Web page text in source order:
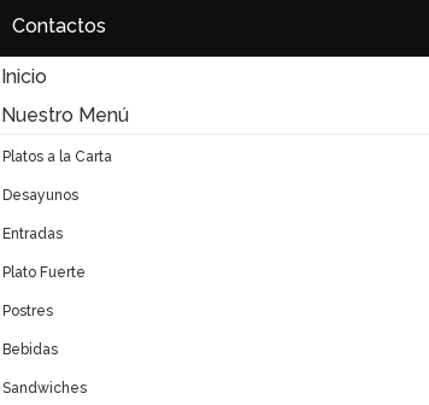
Contactos
Inicio
Nuestro Menú
Platos a la Carta
Desayunos
Entradas
Plato Fuerte
Postres
Bebidas
Sandwiches